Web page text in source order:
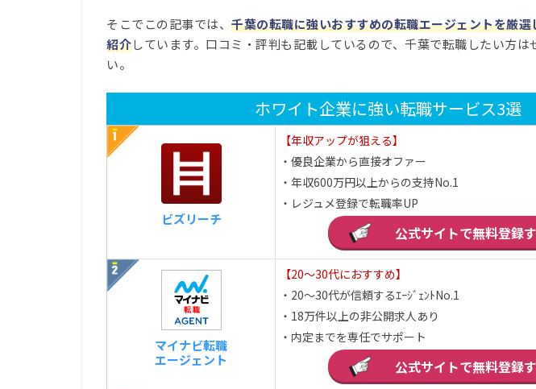
そこでこの記事では、 千葉の転職に強いおすすめの転職エージェントを厳
紹介しています。口コミ・評判も記載しているので、千葉で転職したい方は
い。
ホワイト企業に強い転職サービス3選
ビズリーチ
【年収アップが狙える】
・優良企業から直接オファー
・年収600万円以上からの支持No.1
・レジュメ登録で転職率UP
公式サイトで無料登録
マイナビ転職
エージェント
【20～30代におすすめ】
・20～30代が信頼するｴｰｼﾞｪﾝﾄNo.1
・18万件以上の非公開求人あり
・内定までを専任でサポート
公式サイトで無料登録